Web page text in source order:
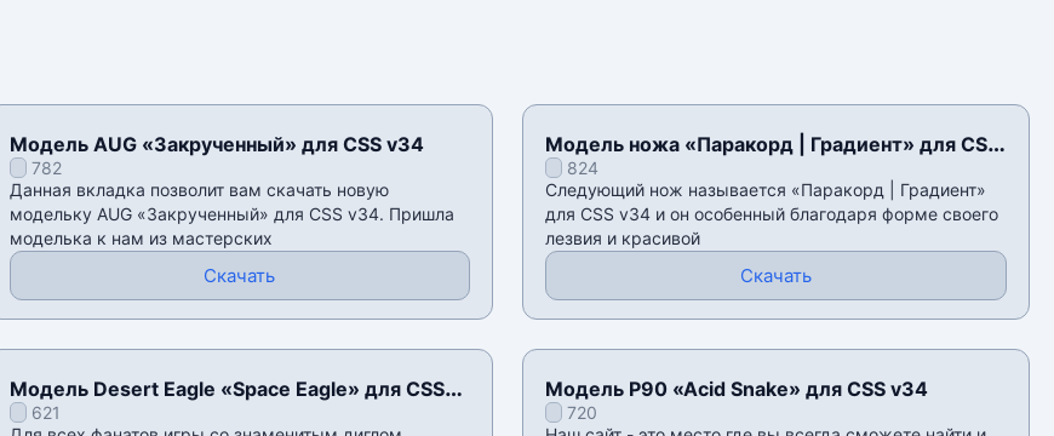
Модель AUG «Закрученный» для CSS v34
782
Данная вкладка позволит вам скачать новую
модельку AUG «Закрученный» для CSS v34. Пришла
моделька к нам из мастерских
Скачать
Модель ножа «Паракорд | Градиент» для CSS
v34824
Следующий нож называется «Паракорд | Градиент»
для CSS v34 и он особенный благодаря форме своего
лезвия и красивой
Скачать
Модель Desert Eagle «Space Eagle» для CSS
v34621
Модель P90 «Acid Snake» для CSS v34
720